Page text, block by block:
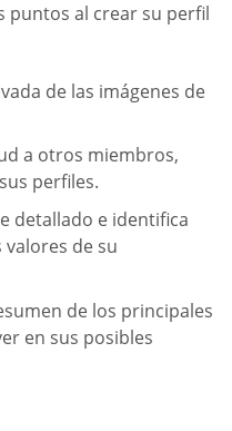
puntos al crear su perfil
de las imágenes de
a otros miembros,
perfiles.
detallado e identifica
de su
de los principales
en sus posibles